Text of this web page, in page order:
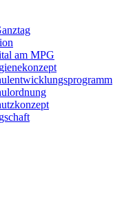
am MPG